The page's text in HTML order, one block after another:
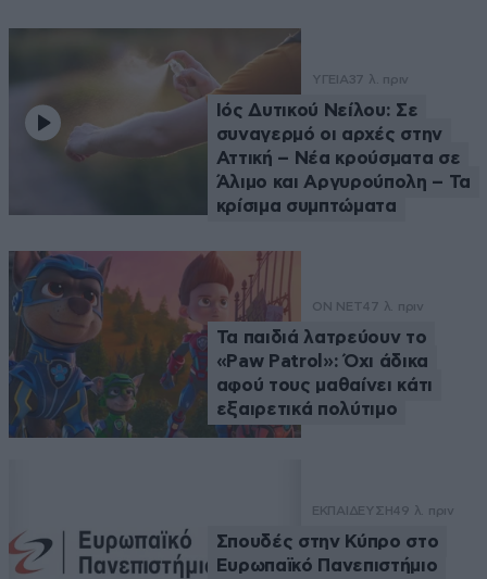
ΥΓΕΙΑ37 λ. πριν
Ιός Δυτικού Νείλου: Σε
συναγερμό οι αρχές στην
Αττική – Νέα κρούσματα σε
Άλιμο και Αργυρούπολη – Τα
κρίσιμα συμπτώματα
ON NET47 λ. πριν
Τα παιδιά λατρεύουν το
«Paw Patrol»: Όχι άδικα
αφού τους μαθαίνει κάτι
εξαιρετικά πολύτιμο
ΕΚΠΑΙΔΕΥΣΗ49 λ. πριν
Σπουδές στην Κύπρο στο
Ευρωπαϊκό Πανεπιστήμιο